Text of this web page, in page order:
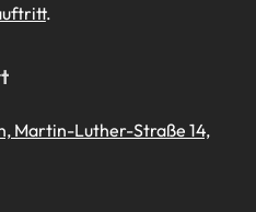
.
Martin-Luther-Straße 14,